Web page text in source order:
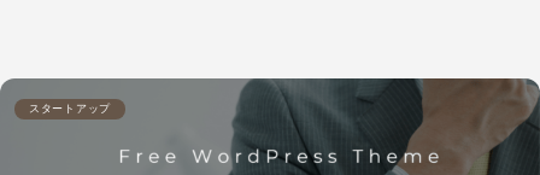
スタートアップ